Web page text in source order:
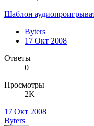
Шаблон
Byters
17 Окт 2008
Ответы
0
Просмотры
2K
17 Окт 2008
Byters